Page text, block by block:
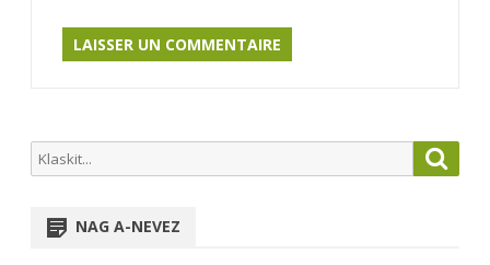
Search
for:
NAG A-NEVEZ